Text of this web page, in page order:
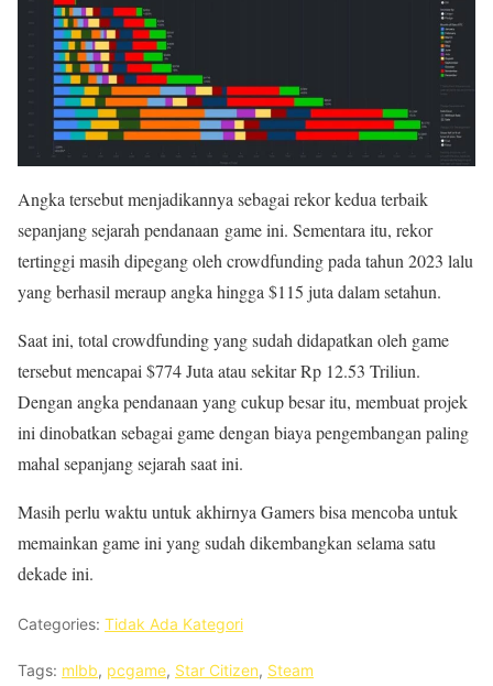
Angka tersebut menjadikannya sebagai rekor kedua terbaik
sepanjang sejarah pendanaan game ini. Sementara itu, rekor
tertinggi masih dipegang oleh crowdfunding pada tahun 2023 lalu
yang berhasil meraup angka hingga $115 juta dalam setahun.
Saat ini, total crowdfunding yang sudah didapatkan oleh game
tersebut mencapai $774 Juta atau sekitar Rp 12.53 Triliun.
Dengan angka pendanaan yang cukup besar itu, membuat projek
ini dinobatkan sebagai game dengan biaya pengembangan paling
mahal sepanjang sejarah saat ini.
Masih perlu waktu untuk akhirnya Gamers bisa mencoba untuk
memainkan game ini yang sudah dikembangkan selama satu
dekade ini.
Categories: Tidak Ada Kategori
Tags: mlbb, pcgame, Star Citizen, Steam